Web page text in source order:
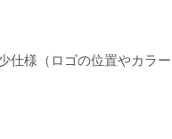
様（ロゴの位置やカラ